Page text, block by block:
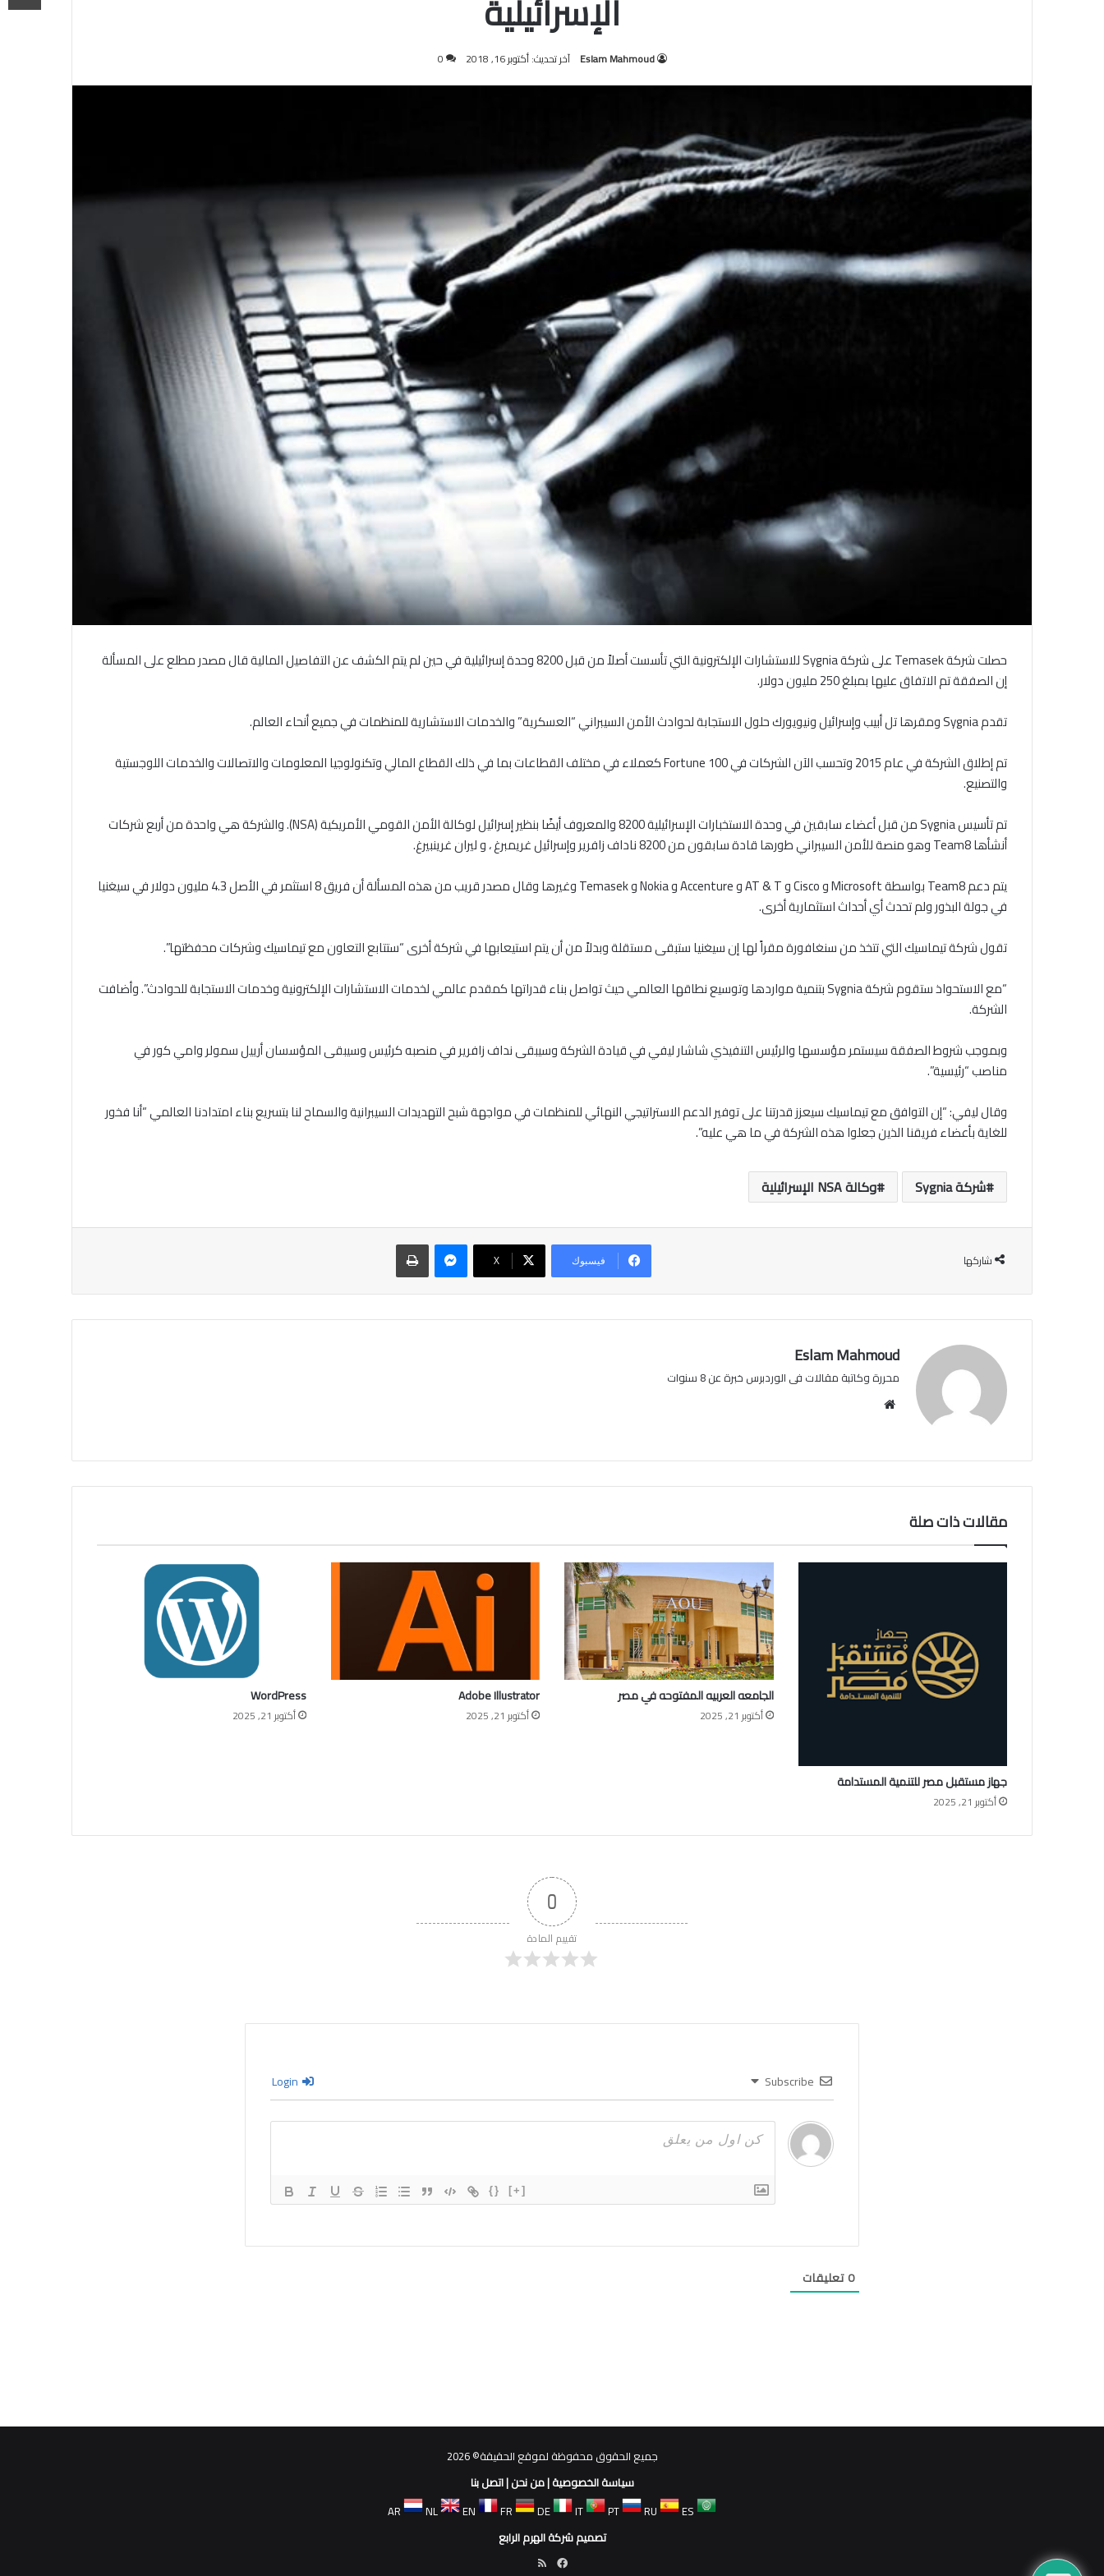
الإسرائيلية
Eslam Mahmoud آخر تحديث: أكتوبر 16, 2018 0
حصلت شركة Temasek على شركة Sygnia للاستشارات الإلكترونية التي تأسست أصلاً من قبل 8200 وحدة إسرائيلية في حين لم يتم الكشف عن التفاصيل المالية قال مصدر مطلع على المسألة
إن الصفقة تم الاتفاق عليها بمبلغ 250 مليون دولار.
تقدم Sygnia ومقرها تل أبيب وإسرائيل ونيويورك حلول الاستجابة لحوادث الأمن السيبراني “العسكرية” والخدمات الاستشارية للمنظمات في جميع أنحاء العالم.
تم إطلاق الشركة في عام 2015 وتحسب الآن الشركات في Fortune 100 كعملاء في مختلف القطاعات بما في ذلك القطاع المالي وتكنولوجيا المعلومات والاتصالات والخدمات اللوجستية
والتصنيع.
تم تأسيس Sygnia من قبل أعضاء سابقين في وحدة الاستخبارات الإسرائيلية 8200 والمعروف أيضًا بنظير إسرائيل لوكالة الأمن القومي الأمريكية (NSA). والشركة هي واحدة من أربع شركات
أنشأها Team8 وهو منصة للأمن السيبراني طورها قادة سابقون من 8200 ناداف زافرير وإسرائيل غريمبرغ ، و ليران غرينبيرغ.
يتم دعم Team8 بواسطة Microsoft و Cisco و AT & T و Accenture و Nokia و Temasek وغيرها وقال مصدر قريب من هذه المسألة أن فريق 8 استثمر في الأصل 4.3 مليون دولار في سيغنيا
في جولة البذور ولم تحدث أي أحداث استثمارية أخرى.
تقول شركة تيماسيك التي تتخذ من سنغافورة مقراً لها إن سيغنيا ستبقى مستقلة وبدلاً من أن يتم استيعابها في شركة أخرى “ستتابع التعاون مع تيماسيك وشركات محفظتها”.
“مع الاستحواذ ستقوم شركة Sygnia بتنمية مواردها وتوسيع نطاقها العالمي حيث تواصل بناء قدراتها كمقدم عالمي لخدمات الاستشارات الإلكترونية وخدمات الاستجابة للحوادث”. وأضافت
الشركة.
وبموجب شروط الصفقة سيستمر مؤسسها والرئيس التنفيذي شاشار ليفي في قيادة الشركة وسيبقى نداف زافرير في منصبه كرئيس وسيبقى المؤسسان أرييل سمولر وامي كور في
مناصب “رئيسية”.
وقال ليفي: “إن التوافق مع تيماسيك سيعزز قدرتنا على توفير الدعم الاستراتيجي النهائي للمنظمات في مواجهة شبح التهديدات السيبرانية والسماح لنا بتسريع بناء امتدادنا العالمي “أنا فخور
للغاية بأعضاء فريقنا الذين جعلوا هذه الشركة في ما هي عليه”.
شركة Sygnia وكالة NSA الإسرائيلية
شاركها فيسبوك ‫X
ماسنجر
Eslam Mahmoud
محررة وكاتبة مقالات فى الوردبرس خبرة عن 8 سنوات
مقالات ذات صلة
جهاز مستقبل مصر للتنمية المستدامة
أكتوبر 21, 2025
الجامعه العربيه المفتوحه في مصر
أكتوبر 21, 2025
Adobe Illustrator
أكتوبر 21, 2025
WordPress
أكتوبر 21, 2025
0
تقييم المادة
Subscribe
{} [+]
0تعليقات
جميع الحقوق محفوظة لموقع الحقيقة© 2026
سياسة الخصوصية|من نحن|اتصل بنا
AR
NL EN FR DE IT PT RU
ES
تصميم شركة الهرم الرابع
فيسبوك